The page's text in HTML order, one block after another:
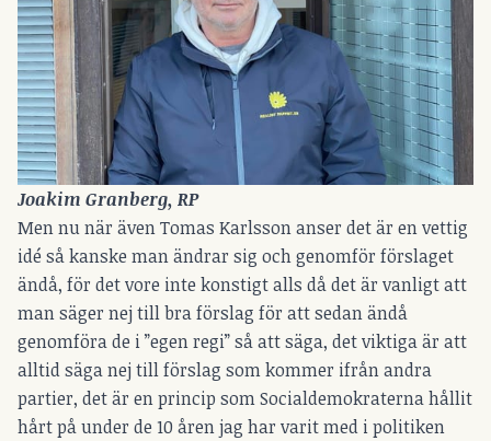
Joakim Granberg, RP
Men nu när även Tomas Karlsson anser det är en vettig
idé så kanske man ändrar sig och genomför förslaget
ändå, för det vore inte konstigt alls då det är vanligt att
man säger nej till bra förslag för att sedan ändå
genomföra de i ”egen regi” så att säga, det viktiga är att
alltid säga nej till förslag som kommer ifrån andra
partier, det är en princip som Socialdemokraterna hållit
hårt på under de 10 åren jag har varit med i politiken